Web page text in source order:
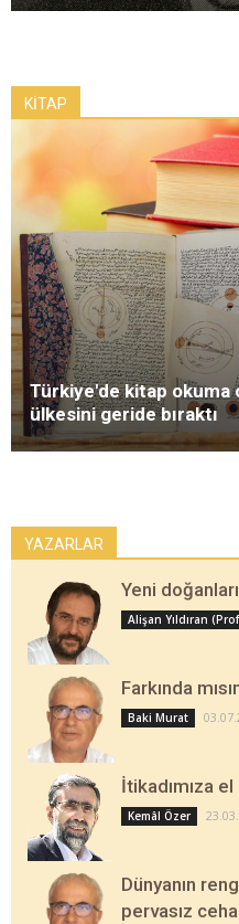
KİTAP
Türkiye'de kitap okuma
ülkesini geride bıraktı
YAZARLAR
Yeni
Alişan Yıldıran
Farkında
Baki Murat
İtikadımıza el
Kemâl Özer
Dünyanın
pervasız